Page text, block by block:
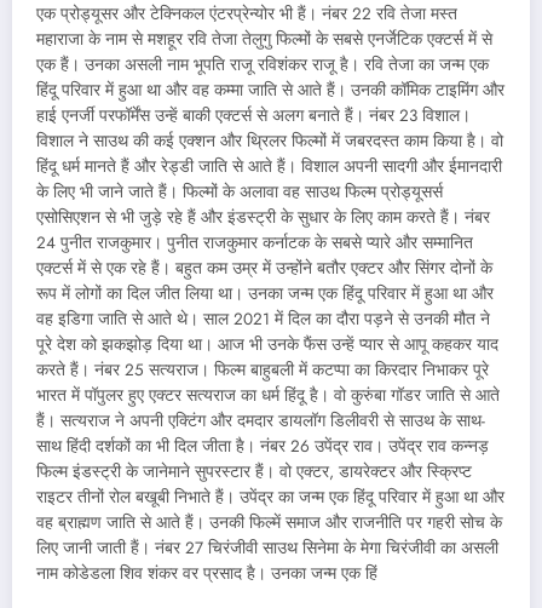
एक प्रोड्यूसर और टेक्निकल एंटरप्रेन्योर भी हैं। नंबर 22 रवि तेजा मस्त
महाराजा के नाम से मशहूर रवि तेजा तेलुगु फिल्मों के सबसे एनर्जेटिक एक्टर्स में से
एक हैं। उनका असली नाम भूपति राजू रविशंकर राजू है। रवि तेजा का जन्म एक
हिंदू परिवार में हुआ था और वह कम्मा जाति से आते हैं। उनकी कॉमिक टाइमिंग और
हाई एनर्जी परफॉर्मेंस उन्हें बाकी एक्टर्स से अलग बनाते हैं। नंबर 23 विशाल।
विशाल ने साउथ की कई एक्शन और थ्रिलर फिल्मों में जबरदस्त काम किया है। वो
हिंदू धर्म मानते हैं और रेड्डी जाति से आते हैं। विशाल अपनी सादगी और ईमानदारी
के लिए भी जाने जाते हैं। फिल्मों के अलावा वह साउथ फिल्म प्रोड्यूसर्स
एसोसिएशन से भी जुड़े रहे हैं और इंडस्ट्री के सुधार के लिए काम करते हैं। नंबर
24 पुनीत राजकुमार। पुनीत राजकुमार कर्नाटक के सबसे प्यारे और सम्मानित
एक्टर्स में से एक रहे हैं। बहुत कम उम्र में उन्होंने बतौर एक्टर और सिंगर दोनों के
रूप में लोगों का दिल जीत लिया था। उनका जन्म एक हिंदू परिवार में हुआ था और
वह इडिगा जाति से आते थे। साल 2021 में दिल का दौरा पड़ने से उनकी मौत ने
पूरे देश को झकझोड़ दिया था। आज भी उनके फैंस उन्हें प्यार से आपू कहकर याद
करते हैं। नंबर 25 सत्यराज। फिल्म बाहुबली में कटप्पा का किरदार निभाकर पूरे
भारत में पॉपुलर हुए एक्टर सत्यराज का धर्म हिंदू है। वो कुरुंबा गॉडर जाति से आते
हैं। सत्यराज ने अपनी एक्टिंग और दमदार डायलॉग डिलीवरी से साउथ के साथ-
साथ हिंदी दर्शकों का भी दिल जीता है। नंबर 26 उपेंद्र राव। उपेंद्र राव कन्नड़
फिल्म इंडस्ट्री के जानेमाने सुपरस्टार हैं। वो एक्टर, डायरेक्टर और स्क्रिप्ट
राइटर तीनों रोल बखूबी निभाते हैं। उपेंद्र का जन्म एक हिंदू परिवार में हुआ था और
वह ब्राह्मण जाति से आते हैं। उनकी फिल्में समाज और राजनीति पर गहरी सोच के
लिए जानी जाती हैं। नंबर 27 चिरंजीवी साउथ सिनेमा के मेगा चिरंजीवी का असली
नाम कोडेडला शिव शंकर वर प्रसाद है। उनका जन्म एक हिं